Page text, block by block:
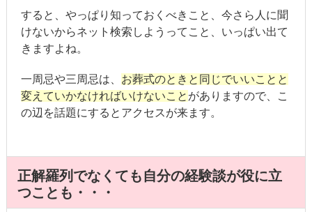
すると、やっぱり知っておくべきこと、今さら人に聞
けないからネット検索しようってこと、いっぱい出て
きますよね。
一周忌や三周忌は、 お葬式のときと同じでいいことと
変えていかなければいけないこと がありますので、こ
の辺を話題にするとアクセスが来ます。
正解羅列でなくても自分の経験談が役に立
つことも・・・